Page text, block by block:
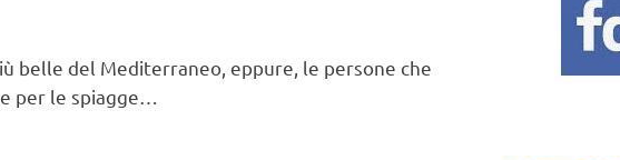
belle del Mediterraneo, eppure, le persone che
per le spiagge…